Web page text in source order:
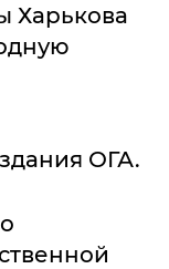
Харькова
ОГА.